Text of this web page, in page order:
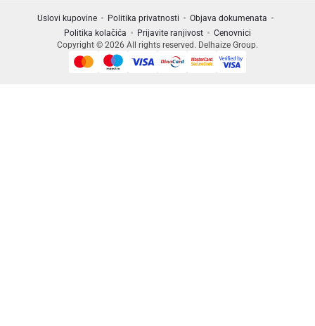
Uslovi kupovine Politika privatnosti
Objava dokumenata
Politika kolačića
Prijavite ranjivost
Cenovnici
Copyright © 2026 All rights reserved. Delhaize Group.